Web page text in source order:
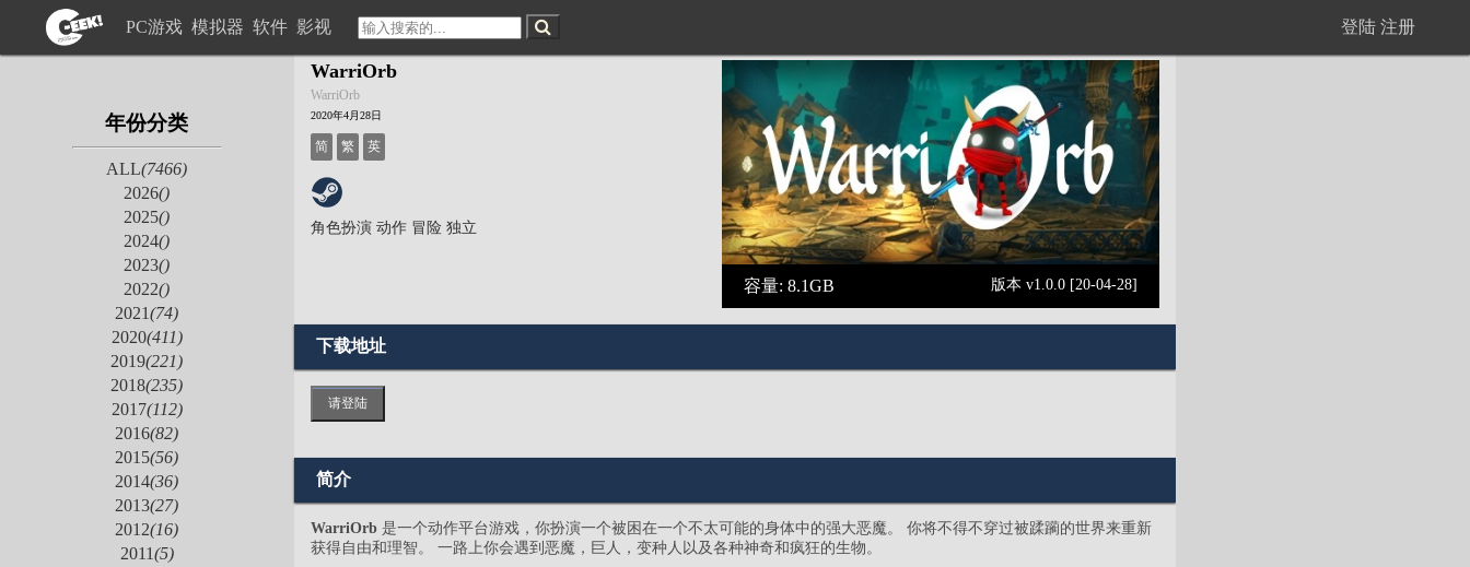
PC游戏 模拟器 软件 影视 登陆 注册
年份分类
ALL(7466)
2026()
2025()
2024()
2023()
2022()
2021(74)
2020(411)
2019(221)
2018(235)
2017(112)
2016(82)
2015(56)
2014(36)
2013(27)
2012(16)
2011(5)
WarriOrb
WarriOrb
2020年4月28日
简 繁 英
角色扮演 动作 冒险 独立
容量: 8.1GB 版本 v1.0.0 [20-04-28]
下载地址
请登陆
简介
WarriOrb 是一个动作平台游戏，你扮演一个被困在一个不太可能的身体中的强大恶魔。 你将不得不穿过被蹂躏的世界来重新
获得自由和理智。 一路上你会遇到恶魔，巨人，变种人以及各种神奇和疯狂的生物。